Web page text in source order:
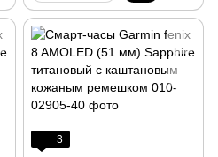
3